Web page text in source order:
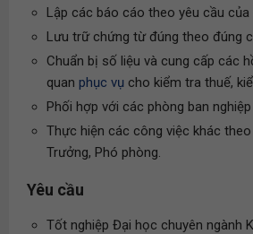
Lập các báo cáo theo yêu cầu của
Lưu trữ chứng từ đúng theo đúng
Chuẩn bị số liệu và cung cấp các
quan phục vụ cho kiểm tra thuế,
Phối hợp với các phòng ban
Thực hiện các công việc khác
Trưởng, Phó phòng.
Yêu cầu
Tốt nghiệp Đại học chuyên ngành